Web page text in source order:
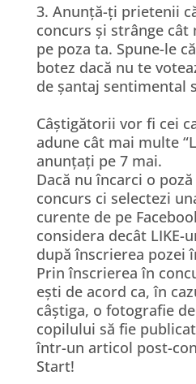
3. Anunță-ți prietenii
concurs și strânge cât
pe poza ta. Spune-le
botez dacă nu te
de șantaj sentimental
Câștigătorii vor fi cei
adune cât mai multe
anunțați pe 7 mai.
Dacă nu încarci o
concurs ci selectezi
curente de pe
considera decât LIKE-
după înscrierea pozei
Prin înscrierea în
ești de acord ca, în
câștiga, o fotografie
copilului să fie
într-un articol post-
Start!